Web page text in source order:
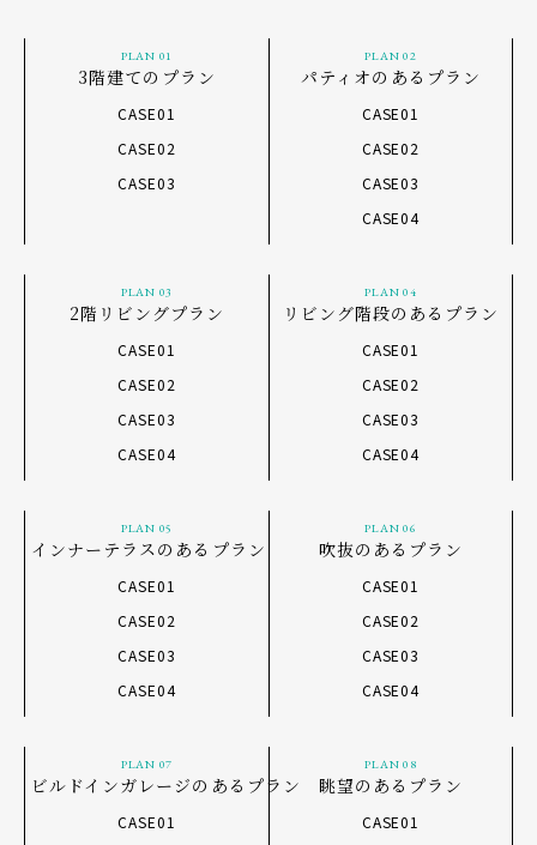
PLAN 01
3階建てのプラン
CASE01
CASE02
CASE03
PLAN 02
パティオのあるプラン
CASE01
CASE02
CASE03
CASE04
PLAN 03
2階リビングプラン
CASE01
CASE02
CASE03
CASE04
PLAN 04
リビング階段のあるプラン
CASE01
CASE02
CASE03
CASE04
PLAN 05
インナーテラスのあるプラン
CASE01
CASE02
CASE03
CASE04
PLAN 06
吹抜のあるプラン
CASE01
CASE02
CASE03
CASE04
PLAN 07
ビルドインガレージのあるプラン
CASE01
PLAN 08
眺望のあるプラン
CASE01